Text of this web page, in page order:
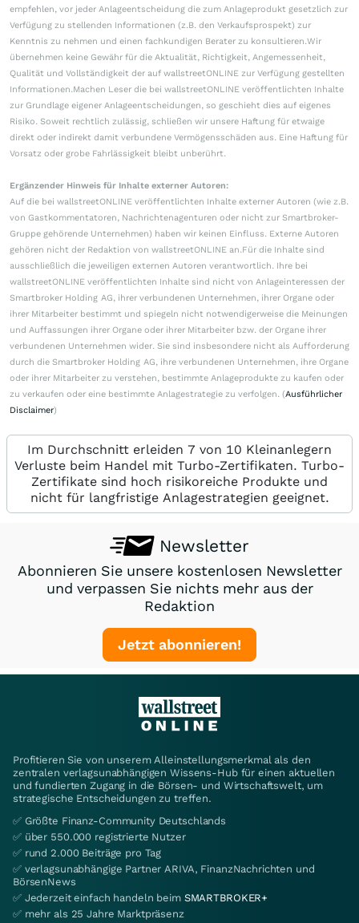
empfehlen, vor jeder Anlageentscheidung die zum Anlageprodukt gesetzlich zur
Verfügung zu stellenden Informationen (z.B. den Verkaufsprospekt) zur
Kenntnis zu nehmen und einen fachkundigen Berater zu konsultieren.Wir
übernehmen keine Gewähr für die Aktualität, Richtigkeit, Angemessenheit,
Qualität und Vollständigkeit der auf wallstreetONLINE zur Verfügung gestellten
Informationen.Machen Leser die bei wallstreetONLINE veröffentlichten Inhalte
zur Grundlage eigener Anlageentscheidungen, so geschieht dies auf eigenes
Risiko. Soweit rechtlich zulässig, schließen wir unsere Haftung für etwaige
direkt oder indirekt damit verbundene Vermögensschäden aus. Eine Haftung für
Vorsatz oder grobe Fahrlässigkeit bleibt unberührt.
Ergänzender Hinweis für Inhalte externer Autoren:
Auf die bei wallstreetONLINE veröffentlichten Inhalte externer Autoren (wie z.B.
von Gastkommentatoren, Nachrichtenagenturen oder nicht zur Smartbroker-
Gruppe gehörende Unternehmen) haben wir keinen Einfluss. Externe Autoren
gehören nicht der Redaktion von wallstreetONLINE an.Für die Inhalte sind
ausschließlich die jeweiligen externen Autoren verantwortlich. Ihre bei
wallstreetONLINE veröffentlichten Inhalte sind nicht von Anlageinteressen der
Smartbroker Holding AG, ihrer verbundenen Unternehmen, ihrer Organe oder
ihrer Mitarbeiter bestimmt und spiegeln nicht notwendigerweise die Meinungen
und Auffassungen ihrer Organe oder ihrer Mitarbeiter bzw. der Organe ihrer
verbundenen Unternehmen wider. Sie sind insbesondere nicht als Aufforderung
durch die Smartbroker Holding AG, ihre verbundenen Unternehmen, ihre Organe
oder ihrer Mitarbeiter zu verstehen, bestimmte Anlageprodukte zu kaufen oder
zu verkaufen oder eine bestimmte Anlagestrategie zu verfolgen. (Ausführlicher
Disclaimer)
Im Durchschnitt erleiden 7 von 10 Kleinanlegern
Verluste beim Handel mit Turbo-Zertifikaten. Turbo-
Zertifikate sind hoch risikoreiche Produkte und
nicht für langfristige Anlagestrategien geeignet.
Newsletter
Abonnieren Sie unsere kostenlosen Newsletter
und verpassen Sie nichts mehr aus der
Redaktion
Jetzt abonnieren!
Profitieren Sie von unserem Alleinstellungsmerkmal als den
zentralen verlagsunabhängigen Wissens-Hub für einen aktuellen
und fundierten Zugang in die Börsen- und Wirtschaftswelt, um
strategische Entscheidungen zu treffen.
✅ Größte Finanz-Community Deutschlands
✅ über 550.000 registrierte Nutzer
✅ rund 2.000 Beiträge pro Tag
✅ verlagsunabhängige Partner ARIVA, FinanzNachrichten und
BörsenNews
✅ Jederzeit einfach handeln beim SMARTBROKER+
✅ mehr als 25 Jahre Marktpräsenz